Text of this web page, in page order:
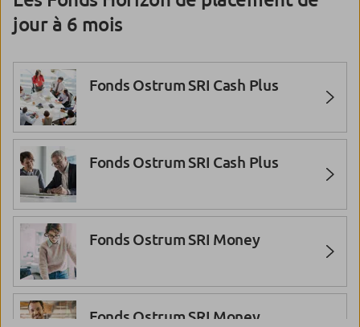
jour à 6 mois
Fonds Ostrum SRI Cash Plus
Fonds Ostrum SRI Cash Plus
Fonds Ostrum SRI Money
Fonds Ostrum SRI Money